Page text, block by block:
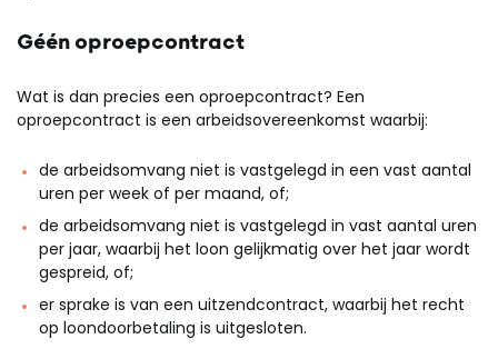
Géén oproepcontract
Wat is dan precies een oproepcontract? Een
oproepcontract is een arbeidsovereenkomst waarbij:
de arbeidsomvang niet is vastgelegd in een vast aantal
uren per week of per maand, of;
de arbeidsomvang niet is vastgelegd in vast aantal uren
per jaar, waarbij het loon gelijkmatig over het jaar wordt
gespreid, of;
er sprake is van een uitzendcontract, waarbij het recht
op loondoorbetaling is uitgesloten.